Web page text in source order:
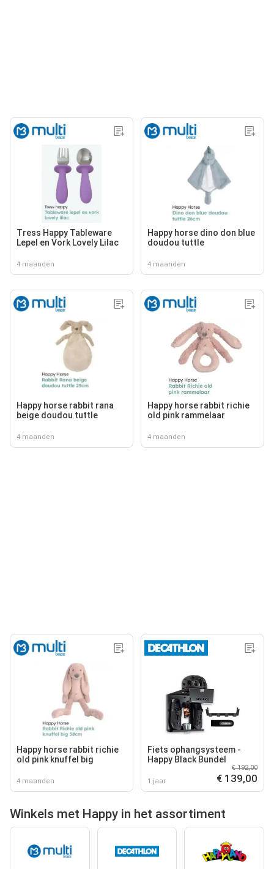
Tress Happy Tableware
Lepel en Vork Lovely Lilac
4 maanden
Happy horse dino don blue
doudou tuttle
4 maanden
Happy horse rabbit rana
beige doudou tuttle
4 maanden
Happy horse rabbit richie
old pink rammelaar
4 maanden
Happy horse rabbit richie
old pink knuffel big
4 maanden
Fiets ophangsysteem -
Happy Black Bundel
1 jaar
€ 192,00
€ 139,00
Winkels met Happy in het assortiment